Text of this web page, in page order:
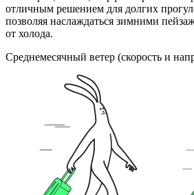
отличным решением для долгих
позволяя наслаждаться зимними
от холода.
Среднемесячный ветер (скорость и